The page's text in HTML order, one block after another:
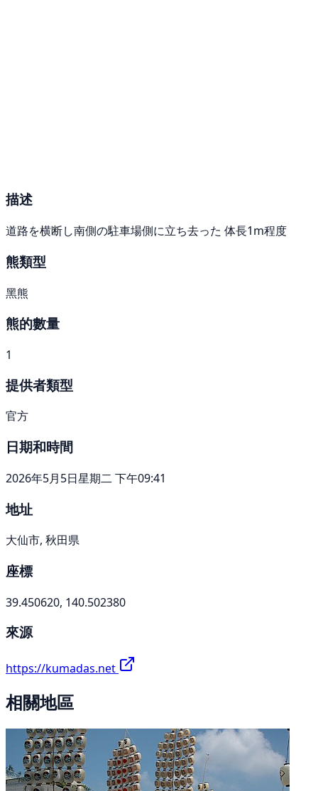
描述
道路を横断し南側の駐車場側に立ち去った 体長1m程度
熊類型
黑熊
熊的數量
1
提供者類型
官方
日期和時間
2026年5月5日星期二 下午09:41
地址
大仙市, 秋田県
座標
39.450620, 140.502380
來源
https://kumadas.net
相關地區